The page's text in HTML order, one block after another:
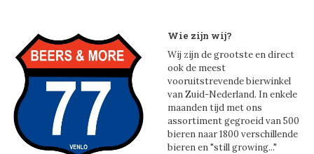
Wie zijn wij?
Wij zijn de grootste en direct
ook de meest
vooruitstrevende bierwinkel
van Zuid-Nederland. In enkele
maanden tijd met ons
assortiment gegroeid van 500
bieren naar 1800 verschillende
bieren en "still growing..."